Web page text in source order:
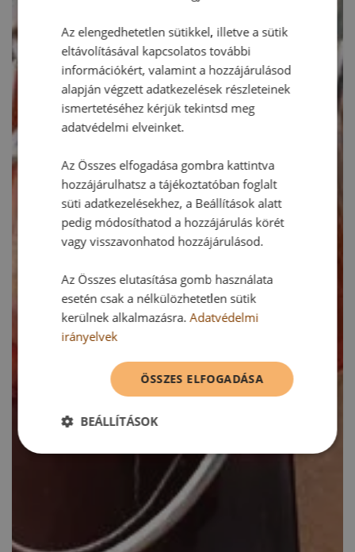
Az elengedhetetlen sütikkel, illetve a sütik
eltávolításával kapcsolatos további
információkért, valamint a hozzájárulásod
alapján végzett adatkezelések részleteinek
ismertetéséhez kérjük tekintsd meg
adatvédelmi elveinket.
Az Összes elfogadása gombra kattintva
hozzájárulhatsz a tájékoztatóban foglalt
süti adatkezelésekhez, a Beállítások alatt
pedig módosíthatod a hozzájárulás körét
vagy visszavonhatod hozzájárulásod.
Az Összes elutasítása gomb használata
esetén csak a nélkülözhetetlen sütik
kerülnek alkalmazásra.Adatvédelmi
irányelvek
ÖSSZES ELFOGADÁSA
BEÁLLÍTÁSOK